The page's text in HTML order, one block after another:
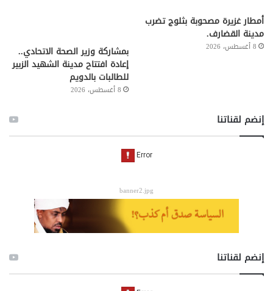
أمطار غزيرة مصحوبة بثلوج تضرب
مدينة القضارف.
8 أغسطس، 2026 بمشاركة وزير الصحة الاتحادي..
إعادة افتتاح مدينة الشهيد الزبير
للطالبات بالدويم
8 أغسطس، 2026
إنضم لقناتنا
banner2.jpg
إنضم لقناتنا